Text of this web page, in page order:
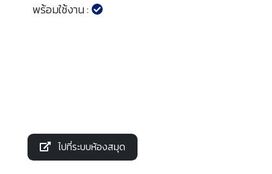
พร้อมใช้งาน :
ไปที่ระบบห้องสมุด